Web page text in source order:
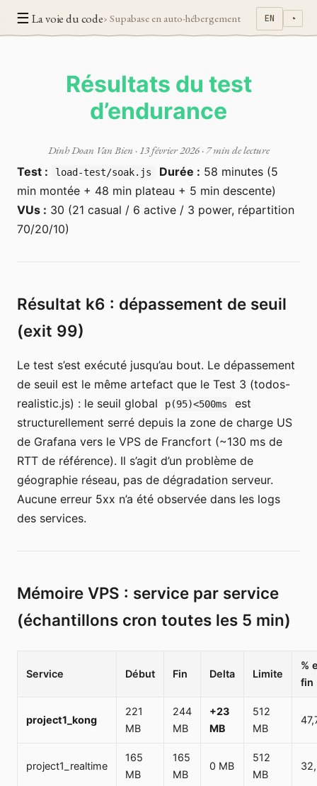
☰ La voie du code› Supabase en auto-hébergement EN ◔
Résultats du test
d’endurance
Dinh Doan Van Bien ·13 février 2026· 7 min de lecture
Test :
load-test/soak.js Durée : 58 minutes (5
min montée + 48 min plateau + 5 min descente)
VUs : 30 (21 casual / 6 active / 3 power, répartition
70/20/10)
Résultat k6 : dépassement de seuil
(exit 99)
Le test s’est exécuté jusqu’au bout. Le dépassement
de seuil est le même artefact que le Test 3 (todos-
realistic.js) : le seuil global
p(95)<500ms
est
structurellement serré depuis la zone de charge US
de Grafana vers le VPS de Francfort (~130 ms de
RTT de référence). Il s’agit d’un problème de
géographie réseau, pas de dégradation serveur.
Aucune erreur 5xx n’a été observée dans les logs
des services.
Mémoire VPS : service par service
(échantillons cron toutes les 5 min)
Service Début Fin Delta Limite
%
fin
project1_kong
221
MB
244
MB
+23
MB
512
MB
project1_realtime
165
MB
165
MB
0 MB
512
MB